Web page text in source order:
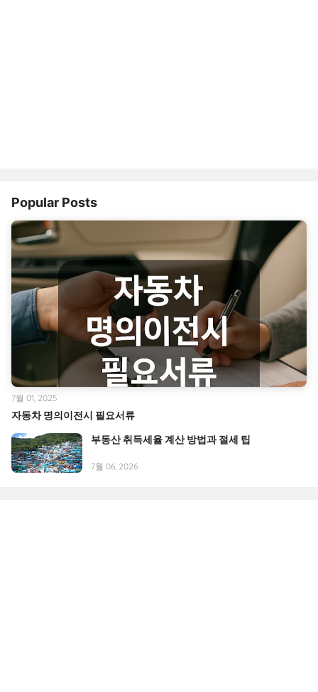
Popular Posts
자동차 명의이전시 필요서류
7월 01, 2025
부동산 취득세율 계산 방법과 절세 팁
7월 06, 2026